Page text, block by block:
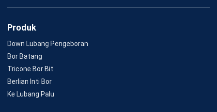
Produk
Down Lubang Pengeboran
Bor Batang
Tricone Bor Bit
Berlian Inti Bor
Ke Lubang Palu